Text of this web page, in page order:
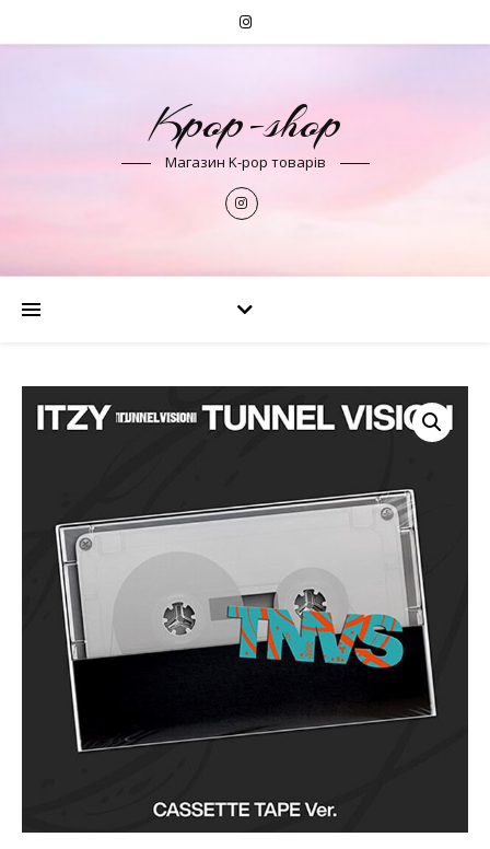
Kpop-shop
Магазин K-pop товарів